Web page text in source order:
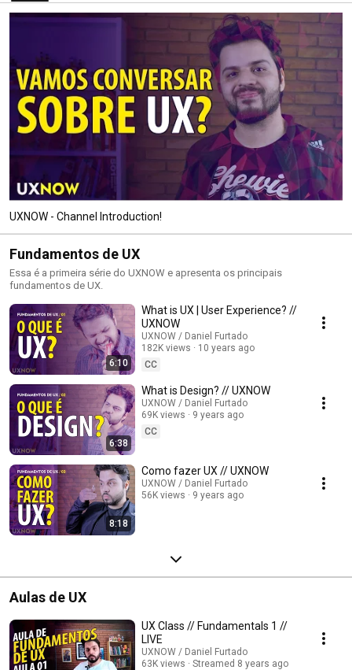
UXNOW - Channel Introduction!
Fundamentos de UX
Essa é a primeira série do UXNOW e apresenta os principais
fundamentos de UX.
6:10
What is UX | User Experience? //
UXNOW
UXNOW / Daniel Furtado
182K views
10 years ago
CC
6:38
What is Design? // UXNOW
UXNOW / Daniel Furtado
69K views
9 years ago
CC
8:18
Como fazer UX // UXNOW
UXNOW / Daniel Furtado
56K views
9 years ago
Aulas de UX
UX Class // Fundamentals 1 //
LIVE
UXNOW / Daniel Furtado
63K views
Streamed 8 years ago